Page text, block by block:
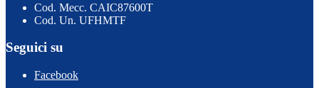
Cod. Mecc. CAIC87600T
Cod. Un. UFHMTF
Seguici su
Facebook